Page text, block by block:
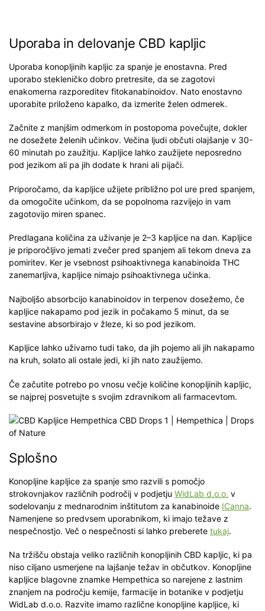
Uporaba in delovanje CBD kapljic
Uporaba konopljinih kapljic za spanje je enostavna. Pred
uporabo stekleničko dobro pretresite, da se zagotovi
enakomerna razporeditev fitokanabinoidov. Nato enostavno
uporabite priloženo kapalko, da izmerite želen odmerek.
Začnite z manjšim odmerkom in postopoma povečujte, dokler
ne dosežete želenih učinkov. Večina ljudi občuti olajšanje v 30-
60 minutah po zaužitju. Kapljice lahko zaužijete neposredno
pod jezikom ali pa jih dodate k hrani ali pijači.
Priporočamo, da kapljice užijete približno pol ure pred spanjem,
da omogočite učinkom, da se popolnoma razvijejo in vam
zagotovijo miren spanec.
Predlagana količina za uživanje je 2–3 kapljice na dan. Kapljice
je priporočljivo jemati zvečer pred spanjem ali tekom dneva za
pomiritev. Ker je vsebnost psihoaktivnega kanabinoida THC
zanemarljiva, kapljice nimajo psihoaktivnega učinka.
Najboljšo absorbcijo kanabinoidov in terpenov dosežemo, če
kapljice nakapamo pod jezik in počakamo 5 minut, da se
sestavine absorbirajo v žleze, ki so pod jezikom.
Kapljice lahko uživamo tudi tako, da jih pojemo ali jih nakapamo
na kruh, solato ali ostale jedi, ki jih nato zaužijemo.
Če začutite potrebo po vnosu večje količine konopljinih kapljic,
se najprej posvetujte s svojim zdravnikom ali farmacevtom.
Splošno
Konopljine kapljice za spanje smo razvili s pomočjo
strokovnjakov različnih področij v podjetju WidLab d.o.o. v
sodelovanju z mednarodnim inštitutom za kanabinoide ICanna.
Namenjene so predvsem uporabnikom, ki imajo težave z
nespečnostjo. Več o nespečnosti si lahko preberete tukaj.
Na tržišču obstaja veliko različnih konopljinih CBD kapljic, ki pa
niso ciljano usmerjene na lajšanje težav in občutkov. Konopljine
kapljice blagovne znamke Hempethica so narejene z lastnim
znanjem na področju kemije, farmacije in botanike v podjetju
WidLab d.o.o. Razvite imamo različne konopljine kapljice, ki